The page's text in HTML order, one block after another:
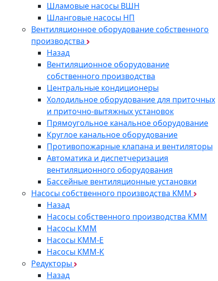
Шламовые насосы ВШН
Шланговые насосы НП
Вентиляционное оборудование собственного
производства
Назад
Вентиляционное оборудование
собственного производства
Центральные кондиционеры
Холодильное оборудование для приточных
и приточно-вытяжных установок
Прямоугольное канальное оборудование
Круглое канальное оборудование
Противопожарные клапана и вентиляторы
Автоматика и диспетчеризация
вентиляционного оборудования
Бассейные вентиляционные установки
Насосы собственного производства KMM
Назад
Насосы собственного производства KMM
Насосы КММ
Насосы КММ-Е
Насосы КММ-К
Редукторы
Назад